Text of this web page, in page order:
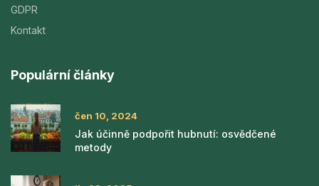
GDPR
Kontakt
Populární články
čen 10, 2024
Jak účinně podpořit hubnutí: osvědčené
metody